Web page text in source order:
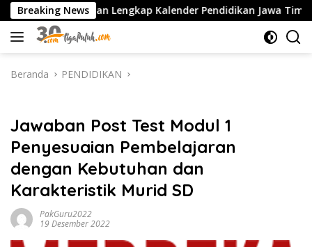
Langsung
ke
konten
Breaking News
Panduan Lengkap Kalender Pendidikan Jawa Timur, Jadwal
Beranda PENDIDIKAN
Jawaban Post Test Modul 1
Penyesuaian Pembelajaran
dengan Kebutuhan dan
Karakteristik Murid SD
PakGuru2022
19 Desember 2022